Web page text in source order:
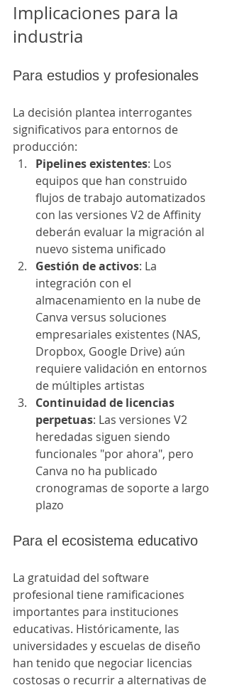
Implicaciones para la
industria
Para estudios y profesionales
La decisión plantea interrogantes
significativos para entornos de
producción:
Pipelines existentes: Los
equipos que han construido
flujos de trabajo automatizados
con las versiones V2 de Affinity
deberán evaluar la migración al
nuevo sistema unificado
Gestión de activos: La
integración con el
almacenamiento en la nube de
Canva versus soluciones
empresariales existentes (NAS,
Dropbox, Google Drive) aún
requiere validación en entornos
de múltiples artistas
Continuidad de licencias
perpetuas: Las versiones V2
heredadas siguen siendo
funcionales "por ahora", pero
Canva no ha publicado
cronogramas de soporte a largo
plazo
Para el ecosistema educativo
La gratuidad del software
profesional tiene ramificaciones
importantes para instituciones
educativas. Históricamente, las
universidades y escuelas de diseño
han tenido que negociar licencias
costosas o recurrir a alternativas de